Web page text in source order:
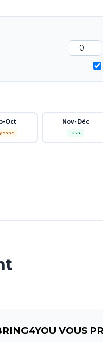
Oct Nov-Déc
-25%
VOUS